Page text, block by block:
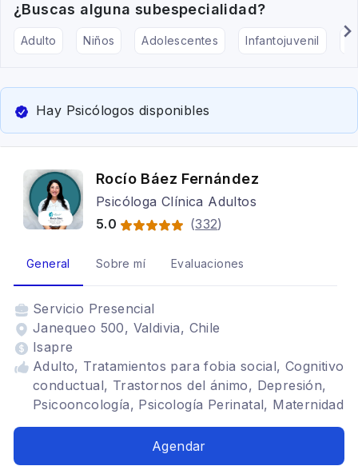
¿Buscas alguna subespecialidad?
Adulto Niños Adolescentes Infantojuvenil
Hay Psicólogos disponibles
Rocío Báez Fernández
Psicóloga Clínica Adultos
5.0
(332)
General Sobre mí Evaluaciones
Servicio Presencial
Janequeo 500, Valdivia, Chile
Isapre
Adulto, Tratamientos para fobia social, Cognitivo
conductual, Trastornos del ánimo, Depresión,
Psicooncología, Psicología Perinatal, Maternidad
Agendar